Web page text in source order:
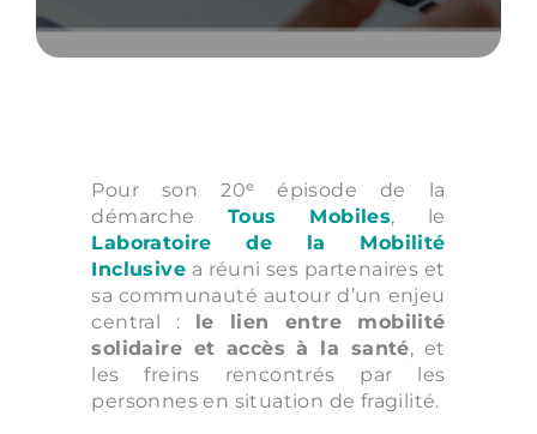
Pour son 20ᵉ épisode de la
démarche Tous Mobiles, le
Laboratoire de la Mobilité
Inclusivea réuni ses partenaires et
sa communauté autour d’un enjeu
central :
le lien entre mobilité
solidaire et accès à la santé, et
les freins rencontrés par les
personnes en situation de fragilité.